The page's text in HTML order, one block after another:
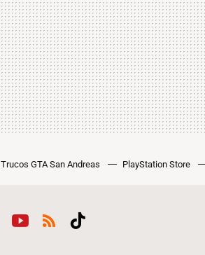
Trucos GTA San Andreas PlayStation Store